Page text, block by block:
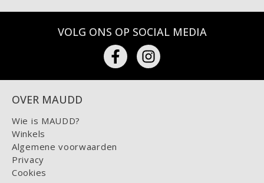
VOLG ONS OP SOCIAL MEDIA
OVER MAUDD
Wie is MAUDD?
Winkels
Algemene voorwaarden
Privacy
Cookies